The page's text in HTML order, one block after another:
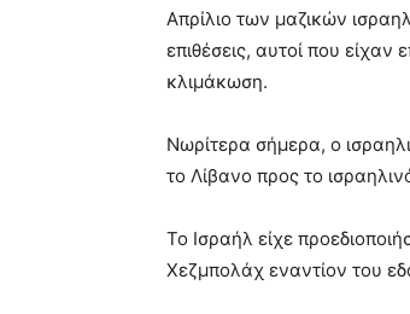
Απρίλιο των μαζικών
επιθέσεις, αυτοί που
κλιμάκωση.
Νωρίτερα σήμερα, ο
το Λίβανο προς το
Το Ισραήλ είχε
Χεζμπολάχ εναντίον του